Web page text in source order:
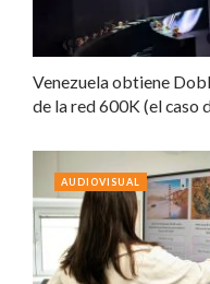
Venezuela obtiene
de la red 600K (el caso
AUDIOVISUAL